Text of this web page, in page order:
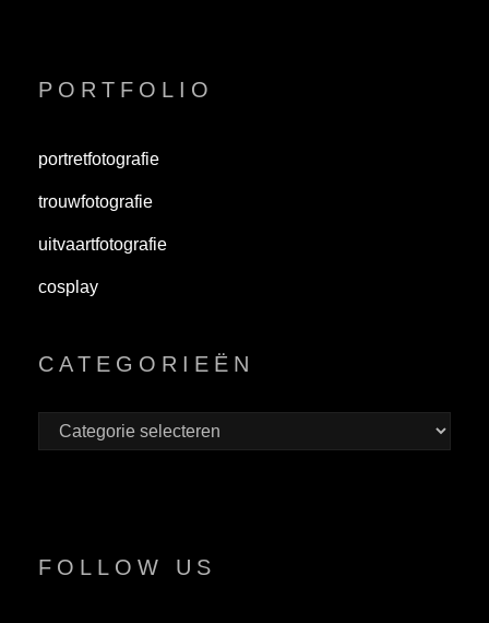
PORTFOLIO
portretfotografie
trouwfotografie
uitvaartfotografie
cosplay
CATEGORIEËN
Categorieën
FOLLOW US